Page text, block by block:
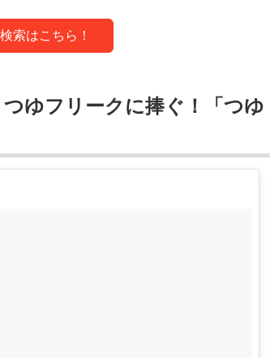
索はこちら！
ゆフリークに捧ぐ！「つゆ